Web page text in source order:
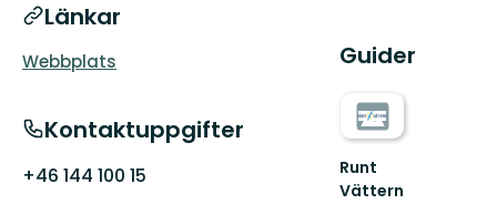
Länkar
Webbplats
Kontaktuppgifter
+46 144 100 15
Guider
Runt
Vättern